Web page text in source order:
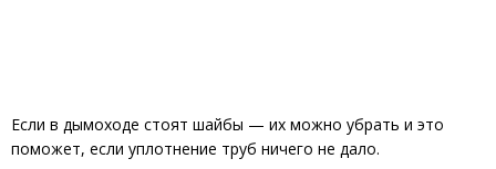
Если в дымоходе стоят шайбы — их можно убрать и это
поможет, если уплотнение труб ничего не дало.